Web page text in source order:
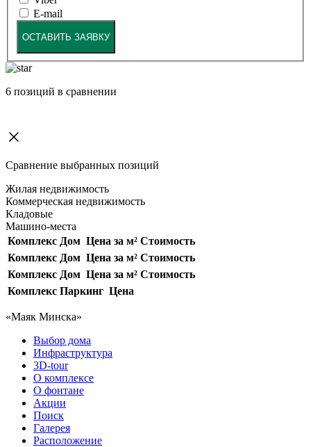
E-mail
ОСТАВИТЬ ЗАЯВКУ
6 позиций в сравнении
Сравнение выбранных позиций
Жилая недвижимость
Коммерческая недвижимость
Кладовые
Машино-места
Комплекс Дом Цена за м² Стоимость
Комплекс Дом Цена за м² Стоимость
Комплекс Дом Цена за м² Стоимость
Комплекс Паркинг Цена
«Маяк Минска»
Выбор дома
Инфраструктура
3D-tour
О комплексе
О фонтане
Акции
Поиск
Галерея
Расположение